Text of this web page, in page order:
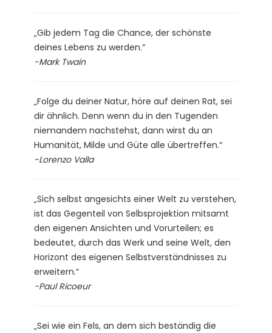
„Gib jedem Tag die Chance, der schönste
deines Lebens zu werden.“
-Mark Twain
„Folge du deiner Natur, höre auf deinen Rat, sei
dir ähnlich. Denn wenn du in den Tugenden
niemandem nachstehst, dann wirst du an
Humanität, Milde und Güte alle übertreffen.“
-Lorenzo Valla
„Sich selbst angesichts einer Welt zu verstehen,
ist das Gegenteil von Selbsprojektion mitsamt
den eigenen Ansichten und Vorurteilen; es
bedeutet, durch das Werk und seine Welt, den
Horizont des eigenen Selbstverständnisses zu
erweitern.“
-Paul Ricoeur
„Sei wie ein Fels, an dem sich beständig die